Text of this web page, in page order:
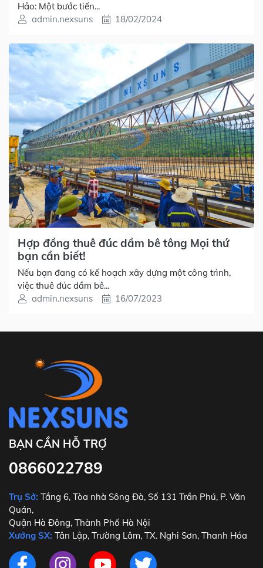
Hảo: Một bước tiến...
admin.nexsuns
18/02/2024
Hợp đồng thuê đúc dầm bê tông Mọi thứ
bạn cần biết!
Nếu bạn đang có kế hoạch xây dựng một công trình,
việc thuê đúc dầm bê...
admin.nexsuns
16/07/2023
BẠN CẦN HỖ TRỢ
0866022789
Trụ Sở: Tầng 6, Tòa nhà Sông Đà, Số 131 Trần Phú, P. Văn
Quán,
Quận Hà Đông, Thành Phố Hà Nội
Xưởng SX: Tân Lập, Trường Lâm, TX. Nghi Sơn, Thanh Hóa